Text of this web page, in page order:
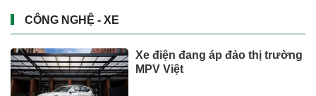
CÔNG NGHỆ - XE
Xe điện đang áp đảo thị trường
MPV Việt